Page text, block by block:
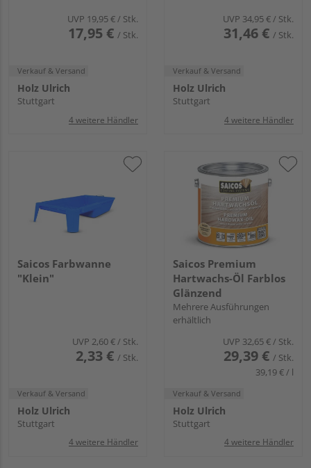
UVP 19,95 €/ Stk.
17,95 € / Stk.
Verkauf & Versand
Holz Ulrich
Stuttgart
4 weitere Händler
UVP 34,95 €/ Stk.
31,46 € / Stk.
Verkauf & Versand
Holz Ulrich
Stuttgart
4 weitere Händler
Saicos Farbwanne
"Klein"
UVP 2,60 €/ Stk.
2,33 € / Stk.
Verkauf & Versand
Holz Ulrich
Stuttgart
4 weitere Händler
Saicos Premium
Hartwachs-Öl Farblos
Glänzend
Mehrere Ausführungen
erhältlich
UVP 32,65 €/ Stk.
29,39 € / Stk.
39,19 € / l
Verkauf & Versand
Holz Ulrich
Stuttgart
4 weitere Händler